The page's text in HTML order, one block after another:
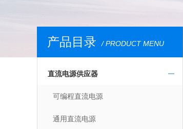
产品目录 / PRODUCT MENU
直流电源供应器
可编程直流电源
通用直流电源